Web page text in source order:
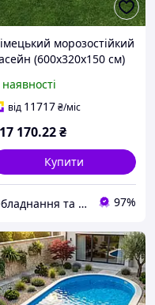
морозостійкий
(600х320х150 см)
плівка 0.6 мм,
м³ металевий
від 11717₴/міс
170.22₴
Купити
Обладнання та хімія для басейнів з доставкою по всій Україні 97%